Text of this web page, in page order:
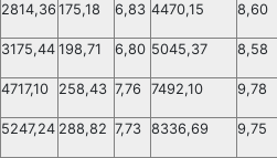
2814,36 175,18 6,83 4470,15 8,60
3175,44 198,71 6,80 5045,37 8,58
4717,10 258,43 7,76 7492,10 9,78
5247,24 288,82 7,73 8336,69 9,75